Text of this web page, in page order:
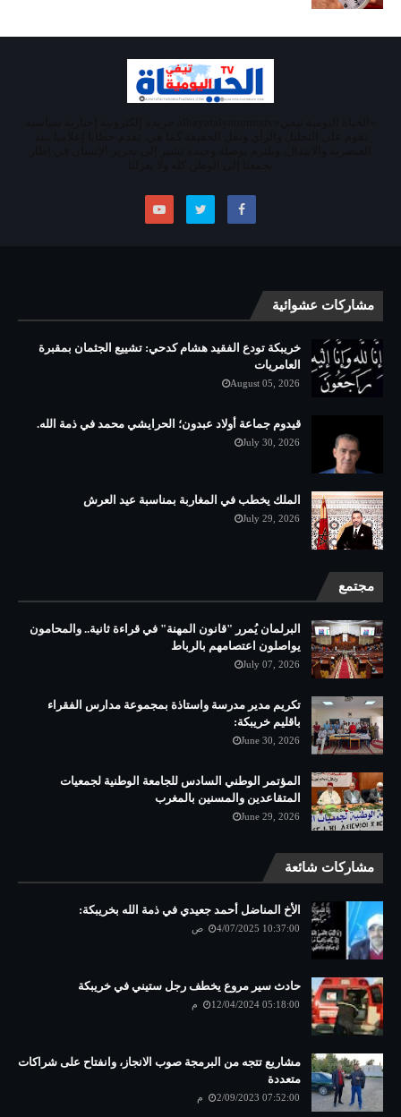
مشاركات عشوائية
خريبكة تودع الفقيد هشام كدحي: تشييع الجثمان بمقبرة
العامريات
August 05, 2026
قيدوم جماعة أولاد عبدون؛ الحرايشي محمد في ذمة الله.
July 30, 2026
الملك يخطب في المغاربة بمناسبة عيد العرش
July 29, 2026
مجتمع
البرلمان يُمرر "قانون المهنة" في قراءة ثانية.. والمحامون
يواصلون اعتصامهم بالرباط
July 07, 2026
تكريم مدير مدرسة واستاذة بمجموعة مدارس الفقراء
باقليم خريبكة:
June 30, 2026
المؤتمر الوطني السادس للجامعة الوطنية لجمعيات
المتقاعدين والمسنين بالمغرب
June 29, 2026
مشاركات شائعة
الأخ المناضل أحمد جعيدي في ذمة الله بخريبكة:
4/07/2025 10:37:00 ص
حادث سير مروع يخطف رجل ستيني في خريبكة
12/04/2024 05:18:00 م
مشاريع تتجه من البرمجة صوب الانجاز، وانفتاح على شراكات
متعددة
2/09/2023 07:52:00 م